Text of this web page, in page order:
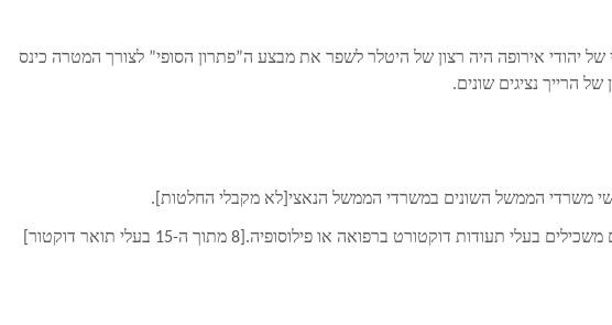
יהודי אירופה היה רצון של היטלר לשפר את מבצע ה”פתרון הסופי” לצורך המטרה כינס
הרייך נציגים שונים.
משרדי הממשל השונים במשרדי הממשל הנאצי[לא מקבלי החלטות].
תעודות דוקטורט ברפואה או פילוסופיה.[8 מתוך ה-15 בעלי תואר דוקטור]